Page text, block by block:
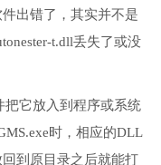
出错了，其实并不是
t.dll丢失了或没
把它放入到程序或系统
时，相应的DLL
到原目录之后就能打